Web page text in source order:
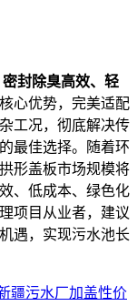
封除臭高效、轻
心优势，完美适配
工况，彻底解决传
最佳选择。随着环
形盖板市场规模将
、低成本、绿色化
项目从业者，建议
遇，实现污水池长
疆污水厂加盖性价